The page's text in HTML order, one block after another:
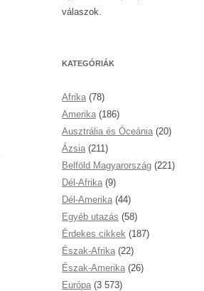
válaszok.
KATEGÓRIÁK
Afrika (78)
Amerika (186)
Ausztrália és Óceánia (20)
Ázsia (211)
Belföld Magyarország (221)
Dél-Afrika (9)
Dél-Amerika (44)
Egyéb utazás (58)
Érdekes cikkek (187)
Észak-Afrika (22)
Észak-Amerika (26)
Európa (3 573)